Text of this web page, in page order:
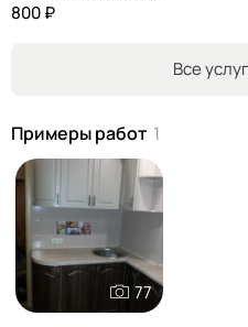
800 ₽
Все
Примеры работ 1
77